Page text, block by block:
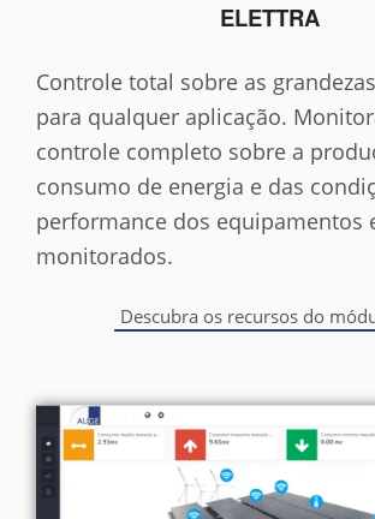
ELETTRA
Controle total sobre as
para qualquer aplicação.
controle completo sobre a
consumo de energia e das
performance dos equipamentos
monitorados.
Descubra os recursos do